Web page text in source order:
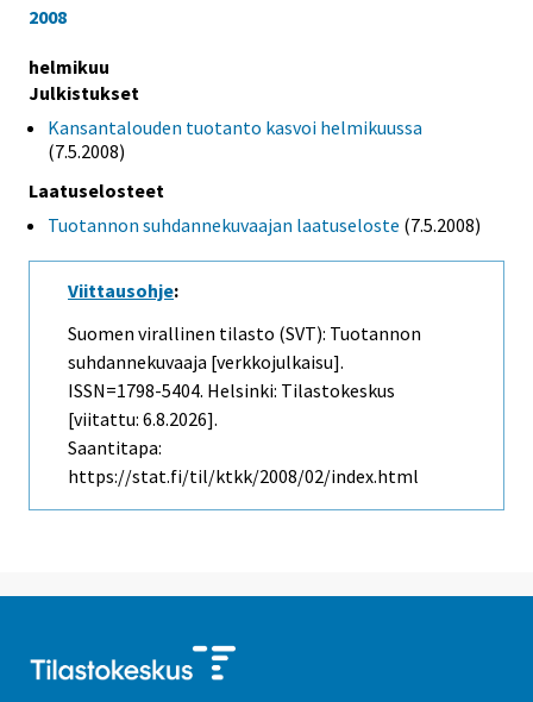
2008
helmikuu
Julkistukset
Kansantalouden tuotanto kasvoi helmikuussa
(7.5.2008)
Laatuselosteet
Tuotannon suhdannekuvaajan laatuseloste (7.5.2008)
Viittausohje:
Suomen virallinen tilasto (SVT): Tuotannon
suhdannekuvaaja [verkkojulkaisu].
ISSN=1798-5404. Helsinki: Tilastokeskus
[viitattu: 6.8.2026].
Saantitapa:
https://stat.fi/til/ktkk/2008/02/index.html